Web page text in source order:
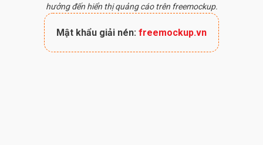
hưởng đến hiển thị quảng cáo trên freemockup.
Mật khẩu giải nén: freemockup.vn